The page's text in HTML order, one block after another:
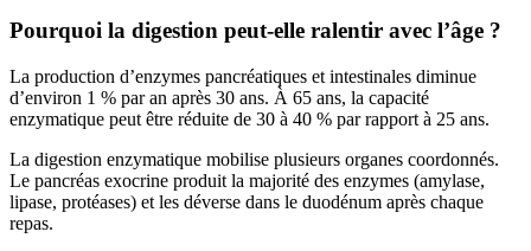
Pourquoi la digestion peut-elle ralentir avec l’âge ?
La production d’enzymes pancréatiques et intestinales diminue
d’environ 1 % par an après 30 ans. À 65 ans, la capacité
enzymatique peut être réduite de 30 à 40 % par rapport à 25 ans.
La digestion enzymatique mobilise plusieurs organes coordonnés.
Le pancréas exocrine produit la majorité des enzymes (amylase,
lipase, protéases) et les déverse dans le duodénum après chaque
repas.